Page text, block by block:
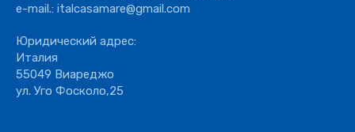
e-mail.: italcasamare@gmail.com
Юридический адрес:
Италия
55049 Виареджо
ул. Уго Фосколо,25